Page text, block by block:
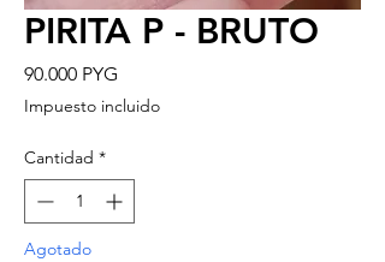
PIRITA P - BRUTO
90.000 PYG
Impuesto incluido
Cantidad *
Agotado